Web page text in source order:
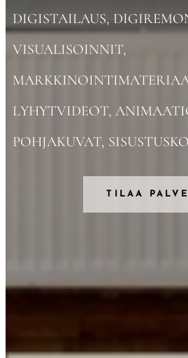
DIGISTAILAUS,
VISUALISOINNIT,
LYHYTVIDEOT,
POHJAKUVAT,
TILAA